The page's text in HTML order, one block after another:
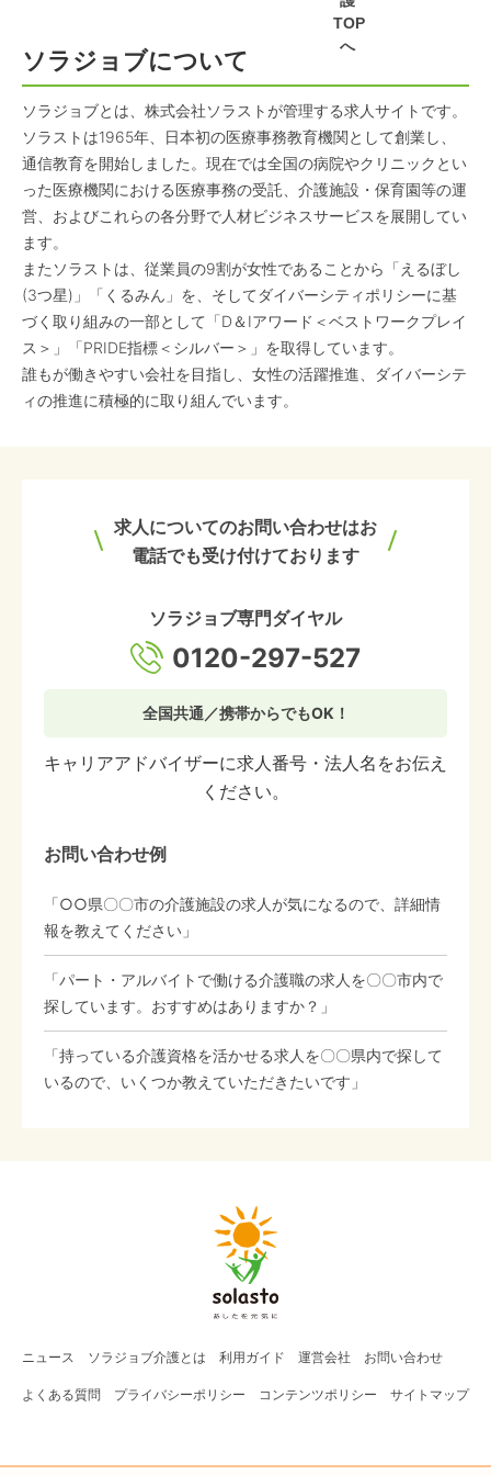
TOP
へ
ソラジョブについて
ソラジョブとは、株式会社ソラストが管理する求人サイトです。
ソラストは1965年、日本初の医療事務教育機関として創業し、
通信教育を開始しました。現在では全国の病院やクリニックとい
った医療機関における医療事務の受託、介護施設・保育園等の運
営、およびこれらの各分野で人材ビジネスサービスを展開してい
ます。
またソラストは、従業員の9割が女性であることから「えるぼし
(3つ星)」「くるみん」を、そしてダイバーシティポリシーに基
づく取り組みの一部として「D＆Iアワード＜ベストワークプレイ
ス＞」「PRIDE指標＜シルバー＞」を取得しています。
誰もが働きやすい会社を目指し、女性の活躍推進、ダイバーシテ
ィの推進に積極的に取り組んでいます。
求人についてのお問い合わせはお
電話でも受け付けております
ソラジョブ専門ダイヤル
0120-297-527
全国共通／携帯からでもOK！
キャリアアドバイザーに求人番号・法人名をお伝え
ください。
お問い合わせ例
「○○県〇〇市の介護施設の求人が気になるので、詳細情
報を教えてください」
「パート・アルバイトで働ける介護職の求人を〇〇市内で
探しています。おすすめはありますか？」
「持っている介護資格を活かせる求人を〇〇県内で探して
いるので、いくつか教えていただきたいです」
ニュース ソラジョブ介護とは 利用ガイド 運営会社 お問い合わせ
よくある質問 プライバシーポリシー コンテンツポリシー サイトマップ